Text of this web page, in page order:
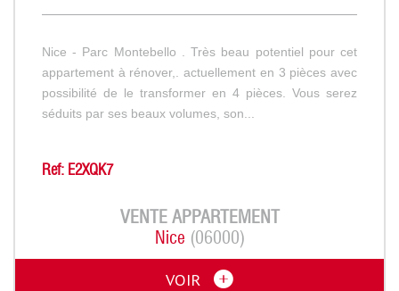
Nice - Parc Montebello . Très beau potentiel pour cet
appartement à rénover,. actuellement en 3 pièces avec
possibilité de le transformer en 4 pièces. Vous serez
séduits par ses beaux volumes, son...
Ref: E2XQK7
VENTE APPARTEMENT
Nice (06000)
VOIR